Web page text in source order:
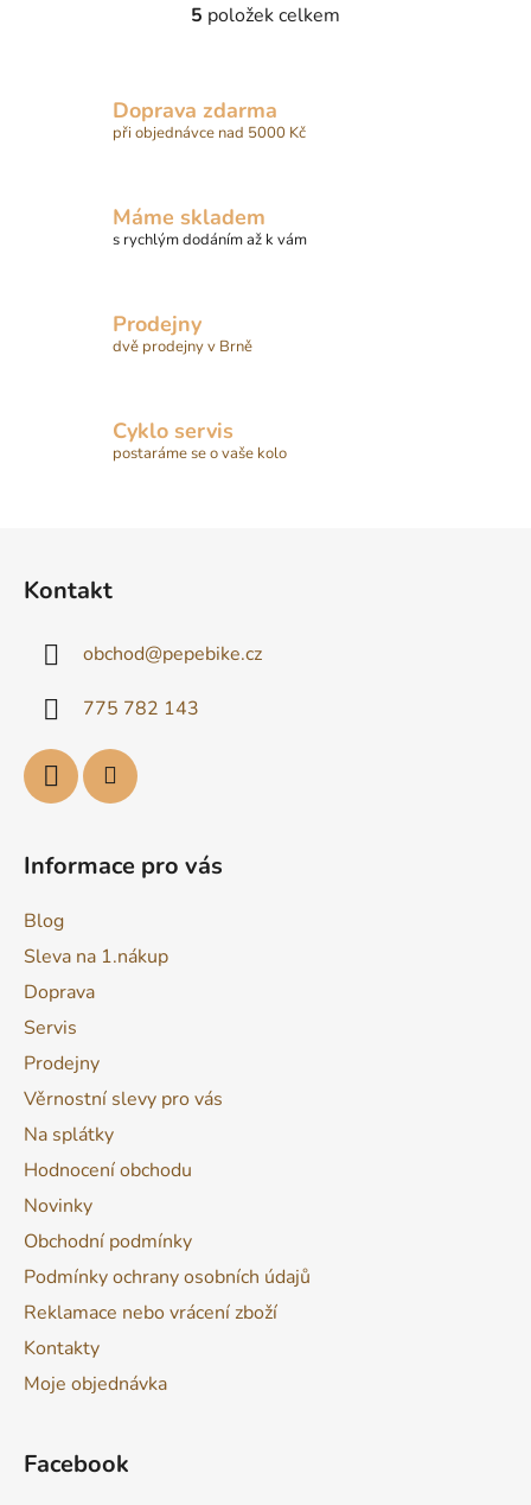
O
á
d
í
p
i
5 položek celkem
Doprava zdarma
při objednávce nad 5000 Kč
Máme skladem
s rychlým dodáním až k vám
Prodejny
dvě prodejny v Brně
Cyklo servis
postaráme se o vaše kolo
Kontakt
obchod@pepebike.cz
775 782 143
Informace pro vás
Blog
Sleva na 1.nákup
Doprava
Servis
Prodejny
Věrnostní slevy pro vás
Na splátky
Hodnocení obchodu
Novinky
Obchodní podmínky
Podmínky ochrany osobních údajů
Reklamace nebo vrácení zboží
Kontakty
Moje objednávka
Facebook